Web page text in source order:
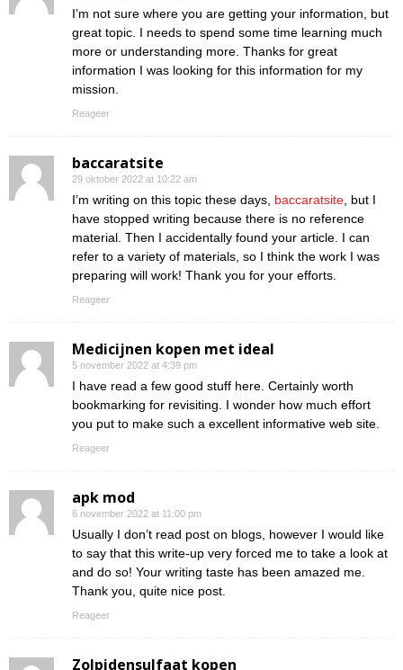
I’m not sure where you are getting your information, but
great topic. I needs to spend some time learning much
more or understanding more. Thanks for great
information I was looking for this information for my
mission.
Reageer
baccaratsite
29 oktober 2022 at 10:22 am
I’m writing on this topic these days, baccaratsite, but I
have stopped writing because there is no reference
material. Then I accidentally found your article. I can
refer to a variety of materials, so I think the work I was
preparing will work! Thank you for your efforts.
Reageer
Medicijnen kopen met ideal
5 november 2022 at 4:39 pm
I have read a few good stuff here. Certainly worth
bookmarking for revisiting. I wonder how much effort
you put to make such a excellent informative web site.
Reageer
apk mod
6 november 2022 at 11:00 pm
Usually I don’t read post on blogs, however I would like
to say that this write-up very forced me to take a look at
and do so! Your writing taste has been amazed me.
Thank you, quite nice post.
Reageer
Zolpidensulfaat kopen